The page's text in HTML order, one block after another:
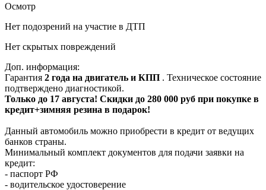
Осмотр
Нет подозрений на участие в ДТП
Нет скрытых повреждений
Доп. информация:
Гарантия 2 года на двигатель и КПП . Техническое состояние
подтверждено диагностикой.
Только до 17 августа! Скидки до 280 000 руб при покупке в
кредит+зимняя резина в подарок!
Данный автомобиль можно приобрести в кредит от ведущих
банков страны.
Минимальный комплект документов для подачи заявки на
кредит:
- паспорт РФ
- водительское удостоверение